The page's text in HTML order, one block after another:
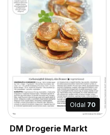
Oldal 70
DM Drogerie Markt